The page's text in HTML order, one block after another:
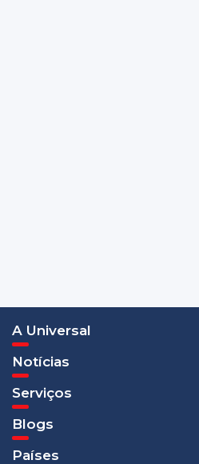
A Universal
Notícias
Serviços
Blogs
Países